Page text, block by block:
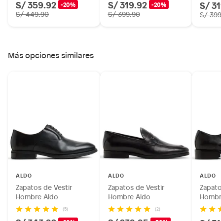
S/ 359.92 -20%
S/ 449.90
S/ 319.92 -20%
S/ 399.90
S/
S/
Más opciones similares
ALDO
Zapatos de Vestir
Hombre Aldo
(5)
ALDO
Zapatos de Vestir
Hombre Aldo
(2)
ALDO